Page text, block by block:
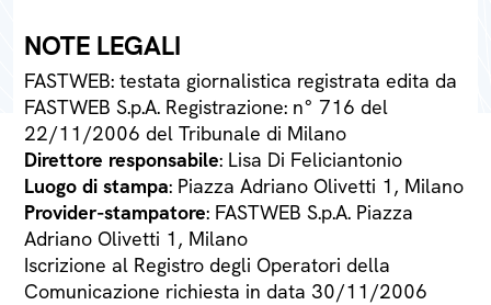
NOTE LEGALI
FASTWEB: testata giornalistica registrata edita da
FASTWEB S.p.A. Registrazione: n° 716 del
22/11/2006 del Tribunale di Milano
Direttore responsabile: Lisa Di Feliciantonio
Luogo di stampa: Piazza Adriano Olivetti 1, Milano
Provider-stampatore: FASTWEB S.p.A. Piazza
Adriano Olivetti 1, Milano
Iscrizione al Registro degli Operatori della
Comunicazione richiesta in data 30/11/2006